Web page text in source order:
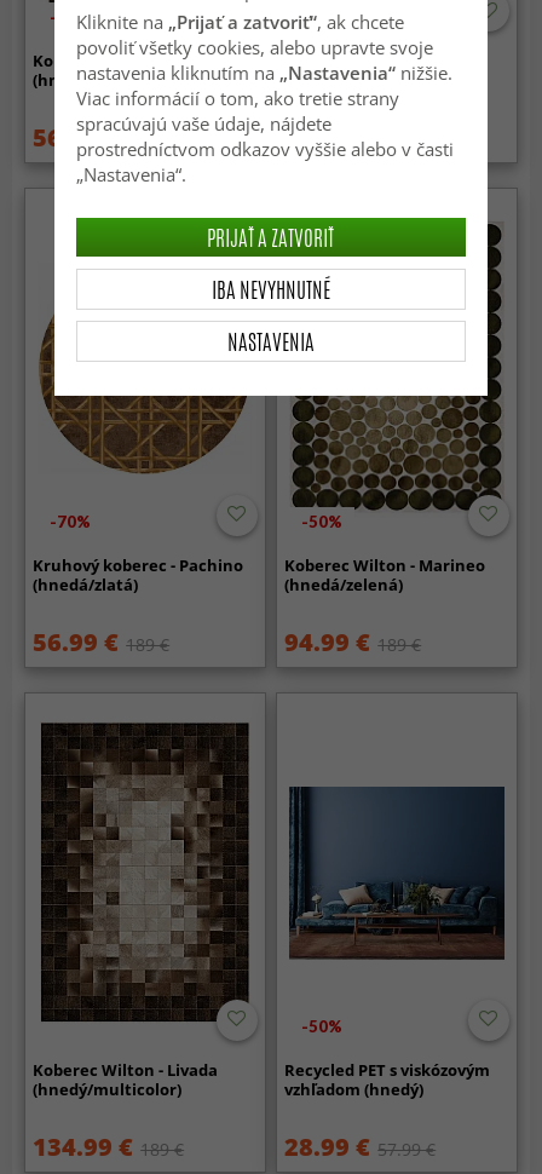
-70%
Koberec Wilton - Nonza
(hnedý)
56.99 € 189 €
Jutematta - Senaki (mörk
taupe/vit)
79.99 €
-70%
Kruhový koberec - Pachino
(hnedá/zlatá)
56.99 € 189 €
-50%
Koberec Wilton - Marineo
(hnedá/zelená)
94.99 € 189 €
Koberec Wilton - Livada
(hnedý/multicolor)
134.99 € 189 €
-50%
Recycled PET s viskózovým
vzhľadom (hnedý)
28.99 € 57.99 €
Kliknite na „Prijať a zatvoriť“, ak chcete
povoliť všetky cookies, alebo upravte svoje
nastavenia kliknutím na „Nastavenia“nižšie.
Viac informácií o tom, ako tretie strany
spracúvajú vaše údaje, nájdete
prostredníctvom odkazov vyššie alebo v časti
„Nastavenia“.
NASTAVENIA
IBA NEVYHNUTNÉ
PRIJAŤ A ZATVORIŤ